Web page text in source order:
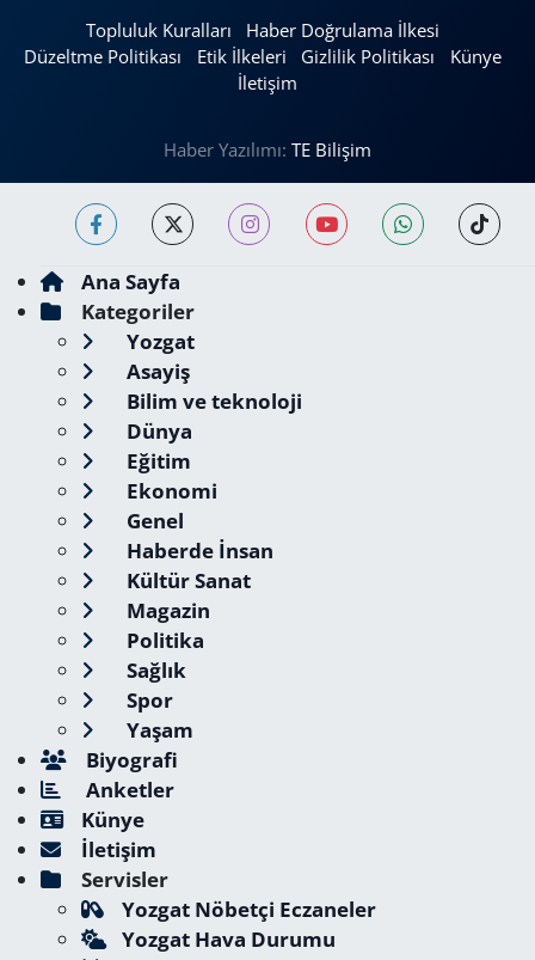
Topluluk Kuralları
Haber Doğrulama İlkesi
Düzeltme Politikası
Etik İlkeleri Gizlilik Politikası
Künye
İletişim
Haber Yazılımı: TE Bilişim
Ana Sayfa
Kategoriler
Yozgat
Asayiş
Bilim ve teknoloji
Dünya
Eğitim
Ekonomi
Genel
Haberde İnsan
Kültür Sanat
Magazin
Politika
Sağlık
Spor
Yaşam
Biyografi
Anketler
Künye
İletişim
Servisler
Yozgat Nöbetçi Eczaneler
Yozgat Hava Durumu